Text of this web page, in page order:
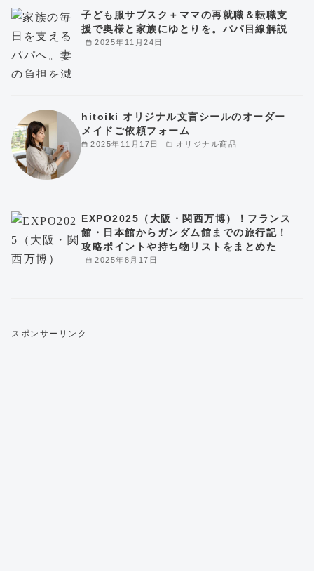
2025年11月24日
子ども服サブスク＋ママの再就職＆転職支
援で奥様と家族にゆとりを。パパ目線解説
2025年11月17日 オリジナル商品
hitoiki オリジナル文言シールのオーダー
メイドご依頼フォーム
2025年8月17日
EXPO2025（大阪・関西万博）！フランス
館・日本館からガンダム館までの旅行記！
攻略ポイントや持ち物リストをまとめた
スポンサーリンク